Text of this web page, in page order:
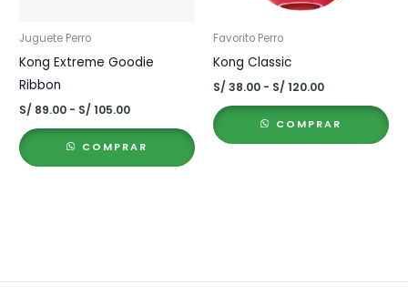
Juguete Perro
Kong Extreme Goodie
Ribbon
S/ 89.00 - S/ 105.00Rango
desde
S/ 89.00
COMPRAR
Favorito Perro
Kong Classic
S/ 38.00 - S/ 120.00Rango
desde
S/ 38.00
COMPRAR